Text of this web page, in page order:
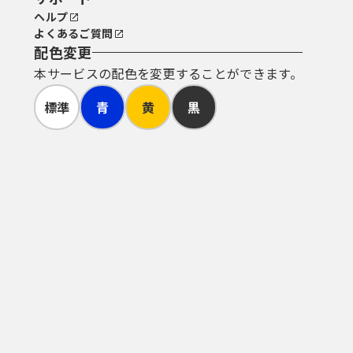
ヘルプ
よくあるご質問
配色変更
本サービスの配色を変更することができます。
標準
青 黄 黒